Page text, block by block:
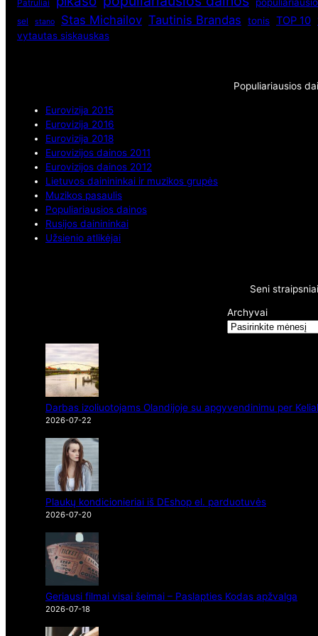
Patruliai
sel stano Stas Michailov Tautinis Brandas tonis TOP 10
vytautas siskauskas
Populiariausios
Eurovizija 2015
Eurovizija 2016
Eurovizija 2018
Eurovizijos dainos 2011
Eurovizijos dainos 2012
Lietuvos dainininkai ir muzikos grupės
Muzikos pasaulis
Populiariausios dainos
Rusijos dainininkai
Užsienio atlikėjai
Seni straipsniai
Archyvai
Darbas izoliuotojams Olandijoje su apgyvendinimu per
2026-07-22
Plaukų kondicionieriai iš DEshop el. parduotuvės
2026-07-20
Geriausi filmai visai šeimai – Paslapties Kodas apžvalga
2026-07-18